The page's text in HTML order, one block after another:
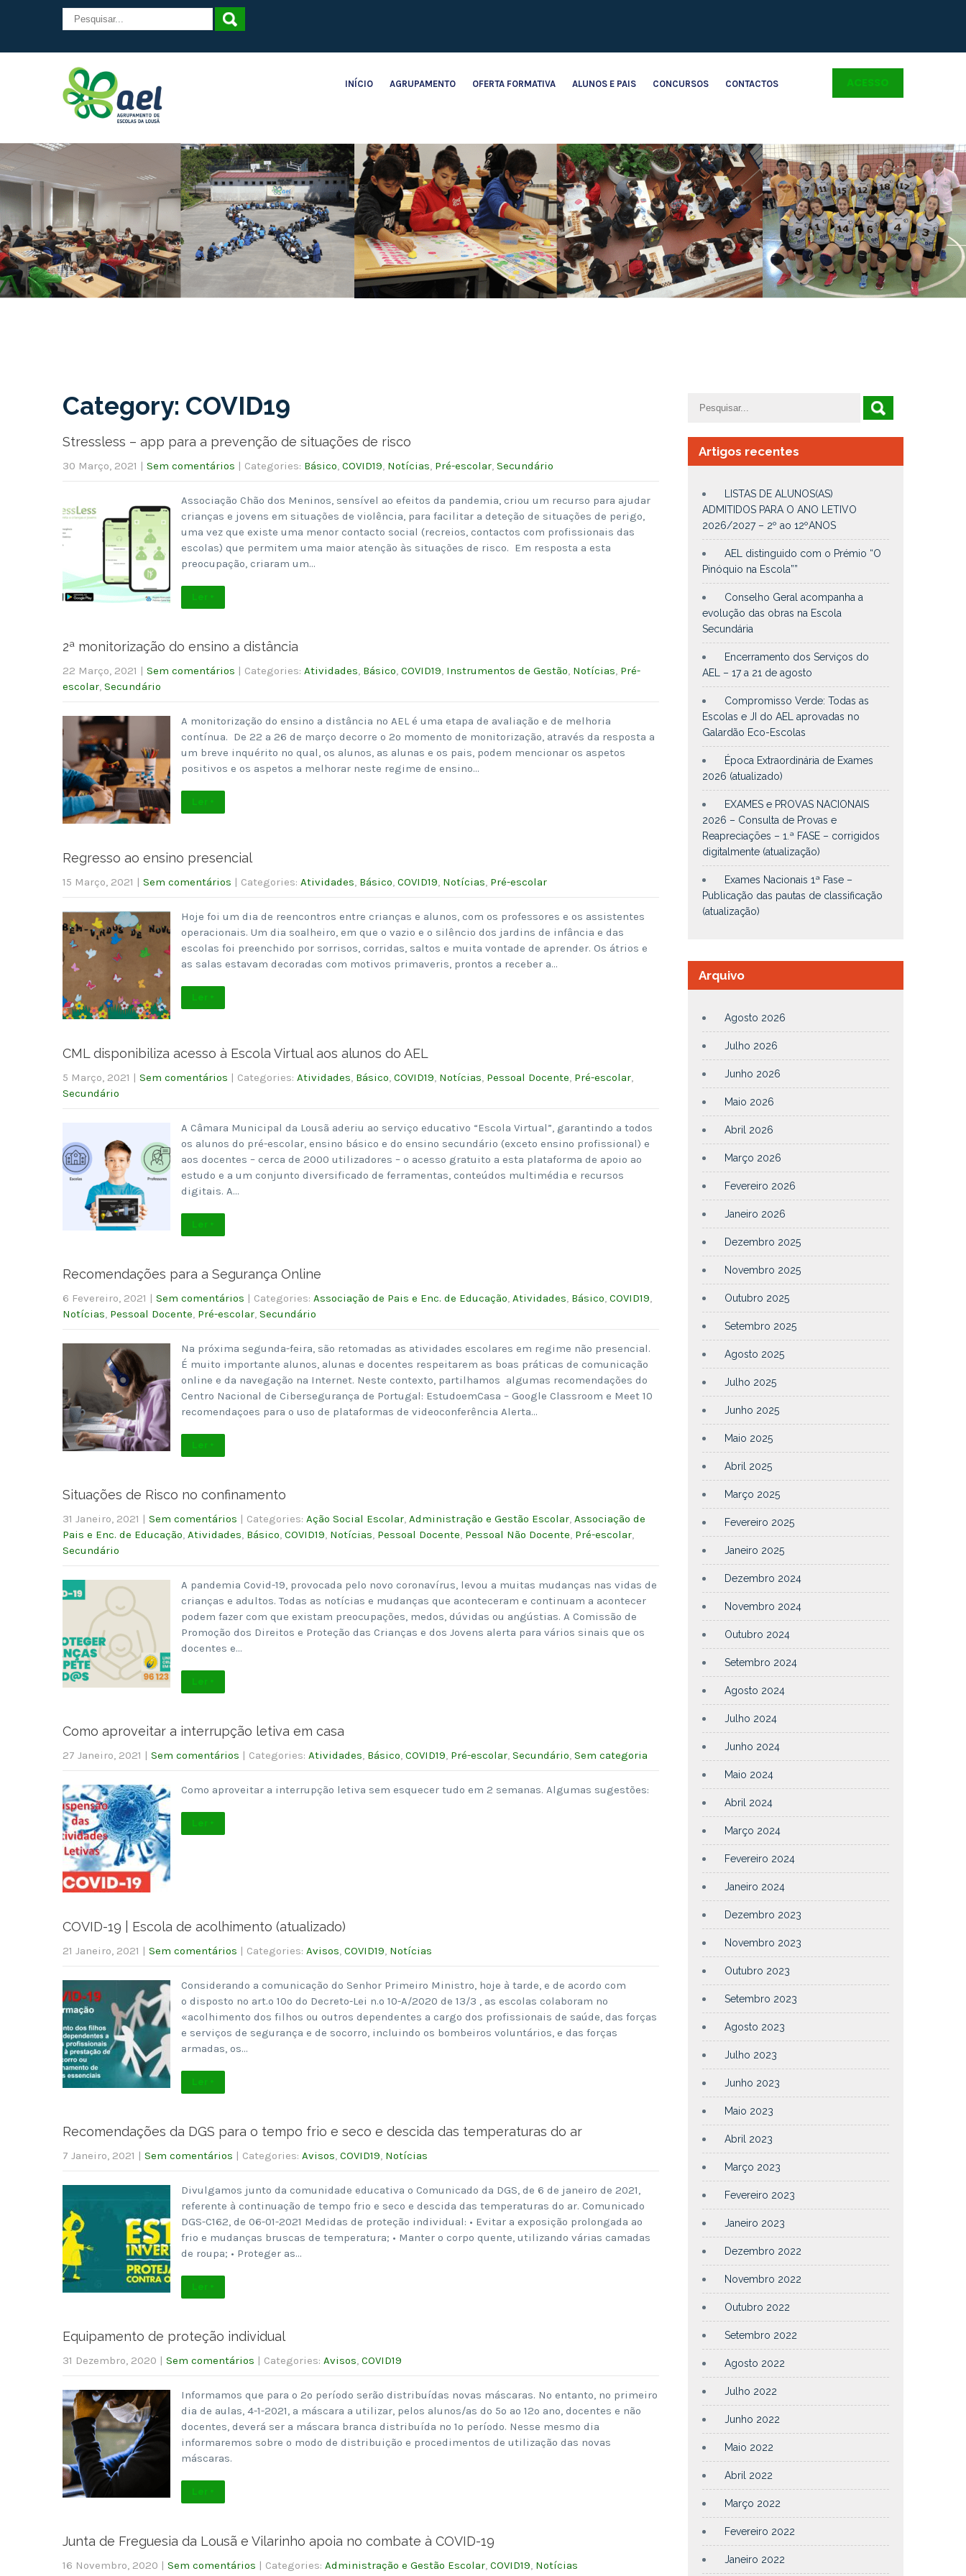
INÍCIO AGRUPAMENTO OFERTA FORMATIVA ALUNOS E PAIS CONCURSOS CONTACTOS ACESSO
Category: COVID19
Stressless – app para a prevenção de situações de risco
30 Março, 2021 | Sem comentários | Categories: Básico, COVID19, Notícias, Pré-escolar, Secundário
Associação Chão dos Meninos, sensível ao efeitos da pandemia, criou um recurso para ajudar
crianças e jovens em situações de violência, para facilitar a deteção de situações de perigo,
uma vez que existe uma menor contacto social (recreios, contactos com profissionais das
escolas) que permitem uma maior atenção às situações de risco. Em resposta a esta
preocupação, criaram um…
Ler +
2ª monitorização do ensino a distância
22 Março, 2021 | Sem comentários | Categories: Atividades, Básico, COVID19, Instrumentos de Gestão, Notícias, Pré-
escolar, Secundário
A monitorização do ensino a distância no AEL é uma etapa de avaliação e de melhoria
contínua. De 22 a 26 de março decorre o 2º momento de monitorização, através da resposta a
um breve inquérito no qual, os alunos, as alunas e os pais, podem mencionar os aspetos
positivos e os aspetos a melhorar neste regime de ensino…
Ler +
Regresso ao ensino presencial
15 Março, 2021 | Sem comentários | Categories: Atividades, Básico, COVID19, Notícias, Pré-escolar
Hoje foi um dia de reencontros entre crianças e alunos, com os professores e os assistentes
operacionais. Um dia soalheiro, em que o vazio e o silêncio dos jardins de infância e das
escolas foi preenchido por sorrisos, corridas, saltos e muita vontade de aprender. Os átrios e
as salas estavam decoradas com motivos primaveris, prontos a receber a…
Ler +
CML disponibiliza acesso à Escola Virtual aos alunos do AEL
5 Março, 2021 | Sem comentários | Categories: Atividades, Básico, COVID19, Notícias, Pessoal Docente, Pré-escolar,
Secundário
A Câmara Municipal da Lousã aderiu ao serviço educativo “Escola Virtual”, garantindo a todos
os alunos do pré-escolar, ensino básico e do ensino secundário (exceto ensino profissional) e
aos docentes – cerca de 2000 utilizadores – o acesso gratuito a esta plataforma de apoio ao
estudo e a um conjunto diversificado de ferramentas, conteúdos multimédia e recursos
digitais. A…
Ler +
Recomendações para a Segurança Online
6 Fevereiro, 2021 | Sem comentários | Categories: Associação de Pais e Enc. de Educação, Atividades, Básico, COVID19,
Notícias, Pessoal Docente, Pré-escolar, Secundário
Na próxima segunda-feira, são retomadas as atividades escolares em regime não presencial.
É muito importante alunos, alunas e docentes respeitarem as boas práticas de comunicação
online e da navegação na Internet. Neste contexto, partilhamos algumas recomendações do
Centro Nacional de Cibersegurança de Portugal: EstudoemCasa – Google Classroom e Meet 10
recomendaçoes para o uso de plataformas de videoconferência Alerta…
Ler +
Situações de Risco no confinamento
31 Janeiro, 2021 | Sem comentários | Categories: Ação Social Escolar, Administração e Gestão Escolar, Associação de
Pais e Enc. de Educação, Atividades, Básico, COVID19, Notícias, Pessoal Docente, Pessoal Não Docente, Pré-escolar,
Secundário
A pandemia Covid-19, provocada pelo novo coronavírus, levou a muitas mudanças nas vidas de
crianças e adultos. Todas as notícias e mudanças que aconteceram e continuam a acontecer
podem fazer com que existam preocupações, medos, dúvidas ou angústias. A Comissão de
Promoção dos Direitos e Proteção das Crianças e dos Jovens alerta para vários sinais que os
docentes e…
Ler +
Como aproveitar a interrupção letiva em casa
27 Janeiro, 2021 | Sem comentários | Categories: Atividades, Básico, COVID19, Pré-escolar, Secundário, Sem categoria
Como aproveitar a interrupção letiva sem esquecer tudo em 2 semanas. Algumas sugestões:
Ler +
COVID-19 | Escola de acolhimento (atualizado)
21 Janeiro, 2021 | Sem comentários | Categories: Avisos, COVID19, Notícias
Considerando a comunicação do Senhor Primeiro Ministro, hoje à tarde, e de acordo com
o disposto no art.º 10º do Decreto-Lei n.º 10-A/2020 de 13/3 , as escolas colaboram no
«acolhimento dos filhos ou outros dependentes a cargo dos profissionais de saúde, das forças
e serviços de segurança e de socorro, incluindo os bombeiros voluntários, e das forças
armadas, os…
Ler +
Recomendações da DGS para o tempo frio e seco e descida das temperaturas do ar
7 Janeiro, 2021 | Sem comentários | Categories: Avisos, COVID19, Notícias
Divulgamos junto da comunidade educativa o Comunicado da DGS, de 6 de janeiro de 2021,
referente à continuação de tempo frio e seco e descida das temperaturas do ar. Comunicado
DGS-C162, de 06-01-2021 Medidas de proteção individual: • Evitar a exposição prolongada ao
frio e mudanças bruscas de temperatura; • Manter o corpo quente, utilizando várias camadas
de roupa; • Proteger as…
Ler +
Equipamento de proteção individual
31 Dezembro, 2020 | Sem comentários | Categories: Avisos, COVID19
Informamos que para o 2º período serão distribuídas novas máscaras. No entanto, no primeiro
dia de aulas, 4-1-2021, a máscara a utilizar, pelos alunos/as do 5º ao 12º ano, docentes e não
docentes, deverá ser a máscara branca distribuída no 1º período. Nesse mesmo dia
informaremos sobre o modo de distribuição e procedimentos de utilização das novas
máscaras.
Ler +
Junta de Freguesia da Lousã e Vilarinho apoia no combate à COVID-19
16 Novembro, 2020 | Sem comentários | Categories: Administração e Gestão Escolar, COVID19, Notícias
Artigos recentes
LISTAS DE ALUNOS(AS)
ADMITIDOS PARA O ANO LETIVO
2026/2027 – 2º ao 12ºANOS
AEL distinguido com o Prémio “O
Pinóquio na Escola””
Conselho Geral acompanha a
evolução das obras na Escola
Secundária
Encerramento dos Serviços do
AEL – 17 a 21 de agosto
Compromisso Verde: Todas as
Escolas e JI do AEL aprovadas no
Galardão Eco-Escolas
Época Extraordinária de Exames
2026 (atualizado)
EXAMES e PROVAS NACIONAIS
2026 – Consulta de Provas e
Reapreciações – 1.ª FASE – corrigidos
digitalmente (atualização)
Exames Nacionais 1ª Fase –
Publicação das pautas de classificação
(atualização)
Arquivo
Agosto 2026
Julho 2026
Junho 2026
Maio 2026
Abril 2026
Março 2026
Fevereiro 2026
Janeiro 2026
Dezembro 2025
Novembro 2025
Outubro 2025
Setembro 2025
Agosto 2025
Julho 2025
Junho 2025
Maio 2025
Abril 2025
Março 2025
Fevereiro 2025
Janeiro 2025
Dezembro 2024
Novembro 2024
Outubro 2024
Setembro 2024
Agosto 2024
Julho 2024
Junho 2024
Maio 2024
Abril 2024
Março 2024
Fevereiro 2024
Janeiro 2024
Dezembro 2023
Novembro 2023
Outubro 2023
Setembro 2023
Agosto 2023
Julho 2023
Junho 2023
Maio 2023
Abril 2023
Março 2023
Fevereiro 2023
Janeiro 2023
Dezembro 2022
Novembro 2022
Outubro 2022
Setembro 2022
Agosto 2022
Julho 2022
Junho 2022
Maio 2022
Abril 2022
Março 2022
Fevereiro 2022
Janeiro 2022